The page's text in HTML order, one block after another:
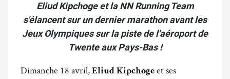
Eliud Kipchoge et la NN Running Team
s'élancent sur un dernier marathon avant les
Jeux Olympiques sur la piste de l'aéroport de
Twente aux Pays-Bas !
Dimanche 18 avril, Eliud Kipchoge et ses